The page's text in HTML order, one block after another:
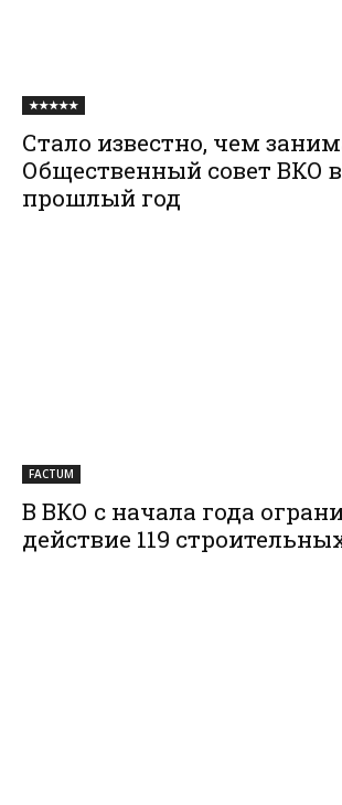
★★★★★
Стало известно, чем
Общественный совет ВКО
прошлый год
FACTUM
В ВКО с начала года
действие 119